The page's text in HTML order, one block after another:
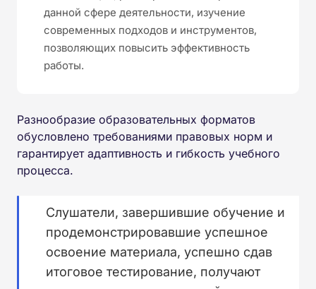
данной сфере деятельности, изучение
современных подходов и инструментов,
позволяющих повысить эффективность
работы.
Разнообразие образовательных форматов
обусловлено требованиями правовых норм и
гарантирует адаптивность и гибкость учебного
процесса.
Слушатели, завершившие обучение и
продемонстрировавшие успешное
освоение материала, успешно сдав
итоговое тестирование, получают